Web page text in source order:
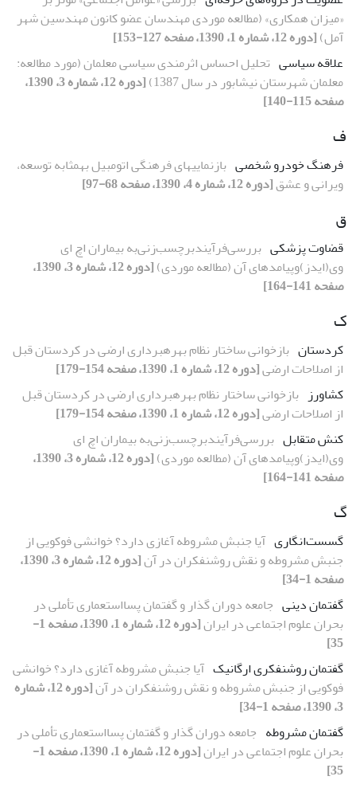
«میزان همکارى» (مطالعه موردى مهندسان عضو کانون مهندسین شهر
آمل)[دوره 12، شماره 1، 1390، صفحه 127-153]
علاقه سیاسى تحلیل احساس اثرمندى سیاسى معلمان (مورد مطالعه:
معلمان شهرستان نیشابور در سال 1387)
[دوره 12، شماره 3، 1390،
صفحه 115-140]
ف
فرهنگ خودرو شخصى بازنمایىهاى فرهنگى اتومبیل بهمثابه توسعه،
ویرانى و عشق[دوره 12، شماره 4، 1390، صفحه 68-97]
ق
قضاوت پزشکى بررسى‌فرآیندبرچسب‌زنى‌به بیماران اچ اى
وى(ایدز)وپیامدهاى آن (مطالعه موردى)
[دوره 12، شماره 3، 1390،
صفحه 141-164]
ک
کردستان بازخوانى ساختار نظام بهرهبردارى ارضى در کردستان قبل
از اصلاحات ارضى[دوره 12، شماره 1، 1390، صفحه 154-179]
کشاورز بازخوانى ساختار نظام بهرهبردارى ارضى در کردستان قبل
از اصلاحات ارضى[دوره 12، شماره 1، 1390، صفحه 154-179]
کنش متقابل بررسى‌فرآیندبرچسب‌زنى‌به بیماران اچ اى
وى(ایدز)وپیامدهاى آن (مطالعه موردى)
[دوره 12، شماره 3، 1390،
صفحه 141-164]
گ
گسست‌انگارى آیا جنبش مشروطه آغازى دارد؟ خوانشى فوکویى از
جنبش مشروطه و نقش روشنفکران در آن
[دوره 12، شماره 3، 1390،
صفحه 1-34]
گفتمان دینى جامعه دوران گذار و گفتمان پسااستعمارى تأملى در
بحران علوم اجتماعى در ایران
[دوره 12، شماره 1، 1390، صفحه 1-
35]
گفتمان روشنفکرى ارگانیک آیا جنبش مشروطه آغازى دارد؟ خوانشى
فوکویى از جنبش مشروطه و نقش روشنفکران در آن
[دوره 12، شماره
3، 1390، صفحه 1-34]
گفتمان مشروطه جامعه دوران گذار و گفتمان پسااستعمارى تأملى در
بحران علوم اجتماعى در ایران
[دوره 12، شماره 1، 1390، صفحه 1-
35]